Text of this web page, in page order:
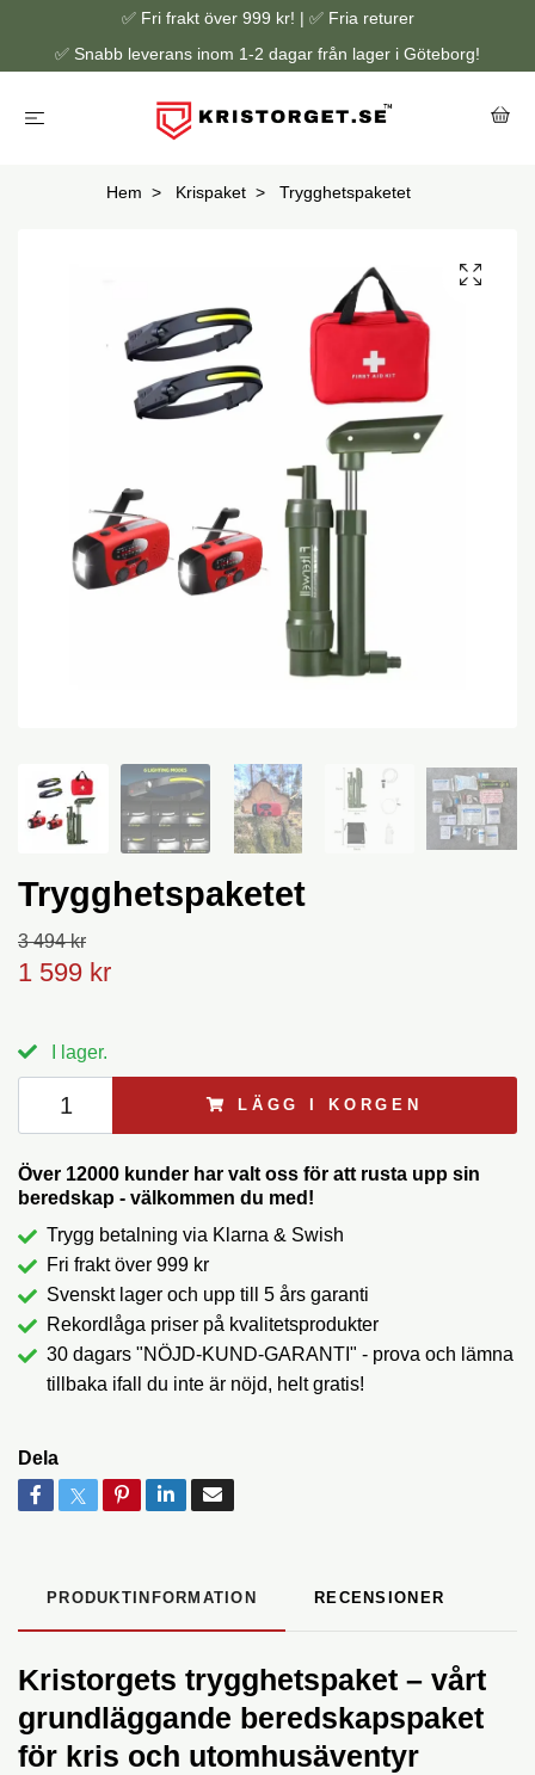
✅ Fri frakt över 999 kr! | ✅ Fria returer
✅ Snabb leverans inom 1-2 dagar från lager i Göteborg!
Hem Krispaket Trygghetspaketet
Trygghetspaketet
3 494 kr
1 599 kr
I lager.
LÄGG I KORGEN
Över 12000 kunder har valt oss för att rusta upp sin
beredskap - välkommen du med!
Trygg betalning via Klarna & Swish
Fri frakt över 999 kr
Svenskt lager och upp till 5 års garanti
Rekordlåga priser på kvalitetsprodukter
30 dagars "NÖJD-KUND-GARANTI" - prova och lämna
tillbaka ifall du inte är nöjd, helt gratis!
Dela
PRODUKTINFORMATION RECENSIONER
Kristorgets trygghetspaket – vårt
grundläggande beredskapspaket
för kris och utomhusäventyr